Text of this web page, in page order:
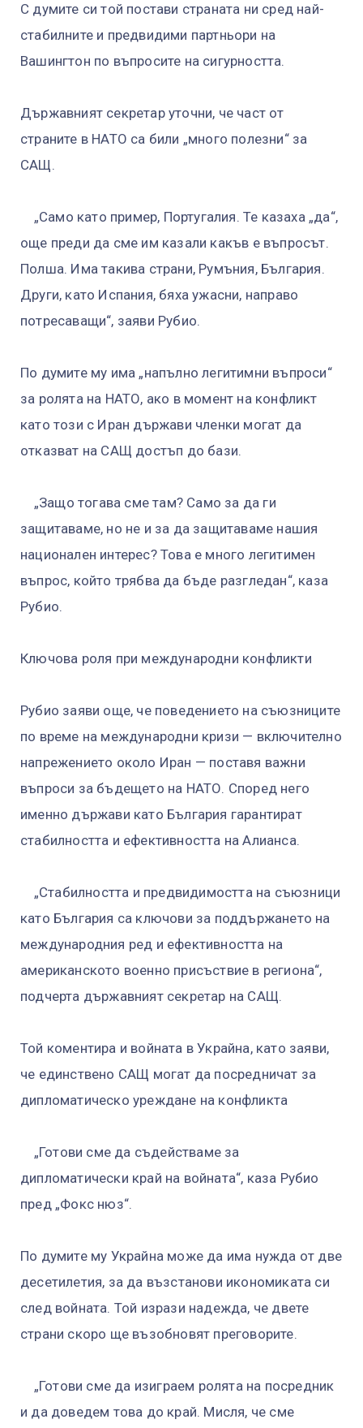
С думите си той постави страната ни сред най-
стабилните и предвидими партньори на
Вашингтон по въпросите на сигурността.
Държавният секретар уточни, че част от
страните в НАТО са били „много полезни“ за
САЩ.
„Само като пример, Португалия. Те казаха „да“,
още преди да сме им казали какъв е въпросът.
Полша. Има такива страни, Румъния, България.
Други, като Испания, бяха ужасни, направо
потресаващи“, заяви Рубио.
По думите му има „напълно легитимни въпроси“
за ролята на НАТО, ако в момент на конфликт
като този с Иран държави членки могат да
отказват на САЩ достъп до бази.
„Защо тогава сме там? Само за да ги
защитаваме, но не и за да защитаваме нашия
национален интерес? Това е много легитимен
въпрос, който трябва да бъде разгледан“, каза
Рубио.
Ключова роля при международни конфликти
Рубио заяви още, че поведението на съюзниците
по време на международни кризи — включително
напрежението около Иран — поставя важни
въпроси за бъдещето на НАТО. Според него
именно държави като България гарантират
стабилността и ефективността на Алианса.
„Стабилността и предвидимостта на съюзници
като България са ключови за поддържането на
международния ред и ефективността на
американското военно присъствие в региона“,
подчерта държавният секретар на САЩ.
Той коментира и войната в Украйна, като заяви,
че единствено САЩ могат да посредничат за
дипломатическо уреждане на конфликта
„Готови сме да съдействаме за
дипломатически край на войната“, каза Рубио
пред „Фокс нюз“.
По думите му Украйна може да има нужда от две
десетилетия, за да възстанови икономиката си
след войната. Той изрази надежда, че двете
страни скоро ще възобновят преговорите.
„Готови сме да изиграем ролята на посредник
и да доведем това до край. Мисля, че сме